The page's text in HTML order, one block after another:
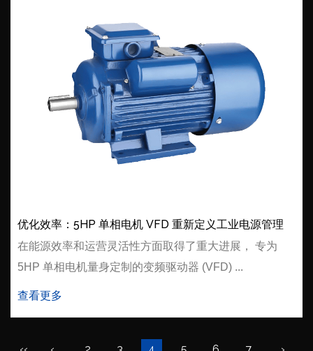
优化效率：5HP 单相电机 VFD 重新定义工业电源管理
在能源效率和运营灵活性方面取得了重大进展， 专为
5HP 单相电机量身定制的变频驱动器 (VFD) ...
查看更多